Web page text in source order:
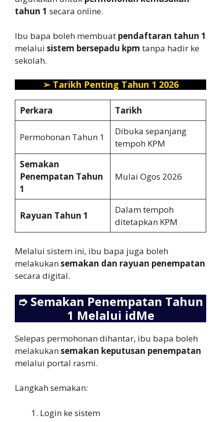
tahun 1 secara online.
Ibu bapa boleh membuat pendaftaran tahun 1
melalui sistem bersepadu kpm tanpa hadir ke
sekolah.
➢ Tarikh Penting Tahun 1 2026
Perkara Tarikh
Permohonan Tahun 1
Dibuka sepanjang
tempoh KPM
Semakan
Penempatan Tahun
1
Mulai Ogos 2026
Rayuan Tahun 1
Dalam tempoh
ditetapkan KPM
Melalui sistem ini, ibu bapa juga boleh
melakukansemakan dan rayuan penempatan
secara digital.
➮ Semakan Penempatan Tahun
1 Melalui idMe
Selepas permohonan dihantar, ibu bapa boleh
melakukansemakan keputusan penempatan
melalui portal rasmi.
Langkah semakan:
Login ke sistem